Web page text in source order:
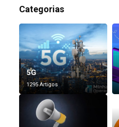
Categorias
5G
1295 Artigos